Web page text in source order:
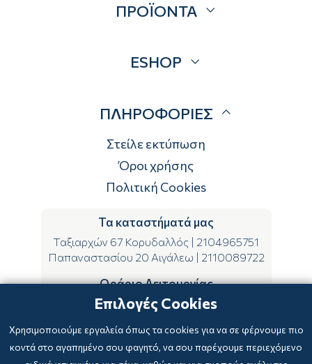
Επικοινωνία
ΠΡΟΪΟΝΤΑ
Brands
ESHOP
Τρόποι αποστολής
Τρόποι πληρωμής
Επιστροφές
ΠΛΗΡΟΦΟΡΙΕΣ
Στείλε εκτύπωση
Όροι χρήσης
Πολιτική Cookies
Τα καταστήματά μας
Ταξιαρχών 67 Κορυδαλλός | 2104965751
Παπαναστασίου 20 Αιγάλεω | 2110089722
Ωράριο Λειτουργίας
ΔΕ-ΤΕ-ΣΑ 09:00-15:00
Επιλογές Cookies
Χρησιμοποιούμε εργαλεία όπως τα cookies για να σε φέρνουμε πιο
κοντά στο αγαπημένο σου φαγητό, να σου παρέχουμε περιεχόμενο